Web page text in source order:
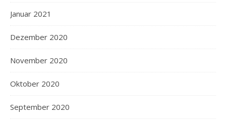
Januar 2021
Dezember 2020
November 2020
Oktober 2020
September 2020